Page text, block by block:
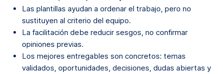
Las plantillas ayudan a ordenar el trabajo, pero no
sustituyen al criterio del equipo.
La facilitación debe reducir sesgos, no confirmar
opiniones previas.
Los mejores entregables son concretos: temas
validados, oportunidades, decisiones, dudas abiertas y